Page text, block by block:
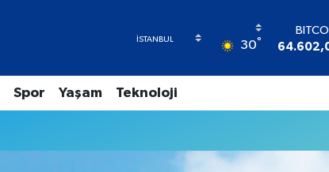
30°
GRAM
Spor Yaşam Teknoloji